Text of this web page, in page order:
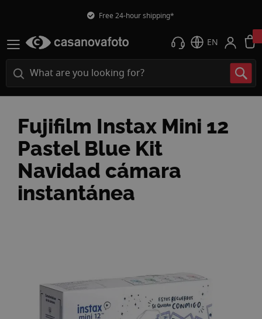
Free 24-hour shipping*
EN
Fujifilm Instax Mini 12
Pastel Blue Kit
Navidad cámara
instantánea
images
gallery